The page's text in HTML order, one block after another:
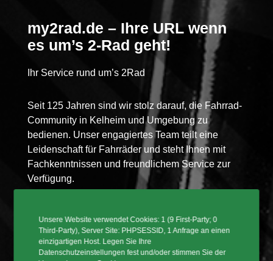
my2rad.de – Ihre URL wenn
es um’s 2-Rad geht!
Ihr Service rund um’s 2Rad
Seit 125 Jahren sind wir stolz darauf, die Fahrrad-
Community in Kelheim und Umgebung zu
bedienen. Unser engagiertes Team teilt eine
Leidenschaft für Fahrräder und steht Ihnen mit
Fachkenntnissen und freundlichem Service zur
Verfügung.
Sportart an von Citybikes, Trekkingräder,
Mountainbikes oder Sporträder inklusive eine
Vielzahl von Zubehör an von Top
Unsere Website verwendet Cookies: 1 (9 First-Party; 0
Third-Party), Server Site: PHPSESSID, 1 Anfrage an einen
einzigartigen Host. Legen Sie Ihre
Datenschutzeinstellungen fest und/oder stimmen Sie der